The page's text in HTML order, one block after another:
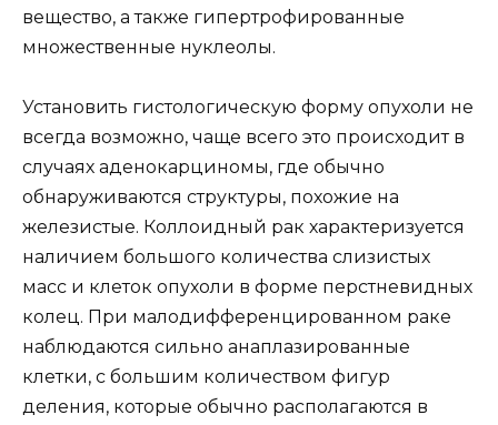
вещество, а также гипертрофированные
множественные нуклеолы.
Установить гистологическую форму опухоли не
всегда возможно, чаще всего это происходит в
случаях аденокарциномы, где обычно
обнаруживаются структуры, похожие на
железистые. Коллоидный рак характеризуется
наличием большого количества слизистых
масс и клеток опухоли в форме перстневидных
колец. При малодифференцированном раке
наблюдаются сильно анаплазированные
клетки, с большим количеством фигур
деления, которые обычно располагаются в